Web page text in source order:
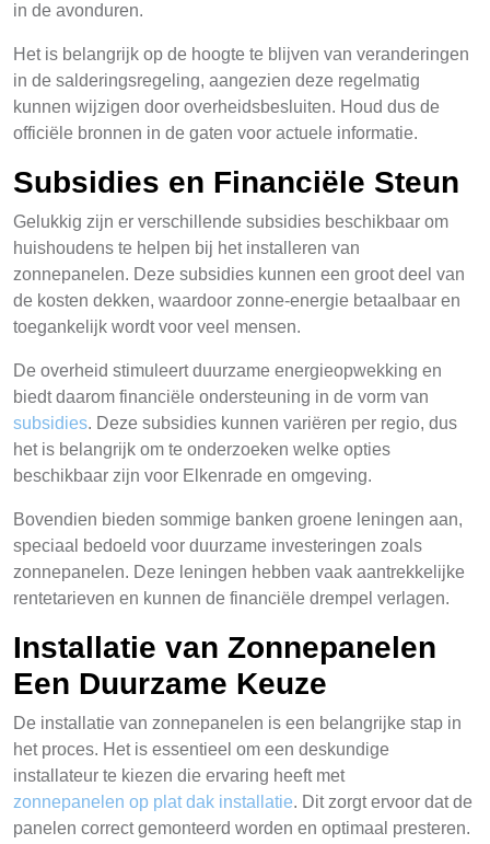
in de avonduren.
Het is belangrijk op de hoogte te blijven van veranderingen
in de salderingsregeling, aangezien deze regelmatig
kunnen wijzigen door overheidsbesluiten. Houd dus de
officiële bronnen in de gaten voor actuele informatie.
Subsidies en Financiële Steun
Gelukkig zijn er verschillende subsidies beschikbaar om
huishoudens te helpen bij het installeren van
zonnepanelen. Deze subsidies kunnen een groot deel van
de kosten dekken, waardoor zonne-energie betaalbaar en
toegankelijk wordt voor veel mensen.
De overheid stimuleert duurzame energieopwekking en
biedt daarom financiële ondersteuning in de vorm van
subsidies. Deze subsidies kunnen variëren per regio, dus
het is belangrijk om te onderzoeken welke opties
beschikbaar zijn voor Elkenrade en omgeving.
Bovendien bieden sommige banken groene leningen aan,
speciaal bedoeld voor duurzame investeringen zoals
zonnepanelen. Deze leningen hebben vaak aantrekkelijke
rentetarieven en kunnen de financiële drempel verlagen.
Installatie van Zonnepanelen
Een Duurzame Keuze
De installatie van zonnepanelen is een belangrijke stap in
het proces. Het is essentieel om een deskundige
installateur te kiezen die ervaring heeft met
zonnepanelen op plat dak installatie. Dit zorgt ervoor dat de
panelen correct gemonteerd worden en optimaal presteren.